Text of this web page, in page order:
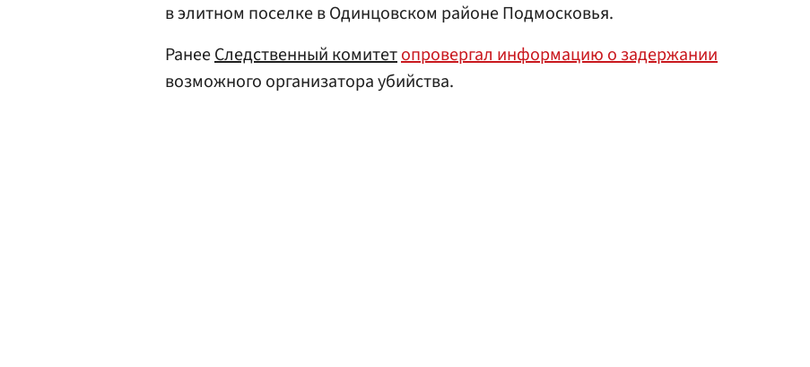
в элитном поселке в Одинцовском районе Подмосковья.
РанееСледственный комитетопровергал информацию о задержании
возможного организатора убийства.